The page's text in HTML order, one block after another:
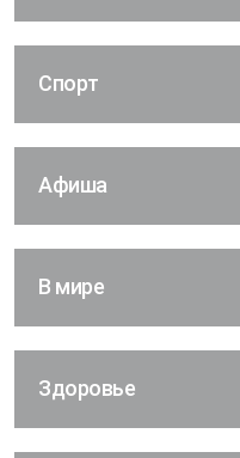
Спорт
Афиша
В мире
Здоровье